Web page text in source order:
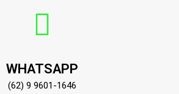
WHATSAPP
(62) 9 9601-1646